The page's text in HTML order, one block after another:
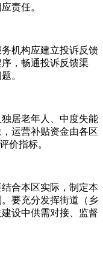
责任。
机构应建立投诉反馈
，畅通投诉反馈渠
。
居老年人、中度失能
运营补贴资金由各区
价指标。
合本区实际，制定本
要充分发挥街道（乡
设中供需对接、监督